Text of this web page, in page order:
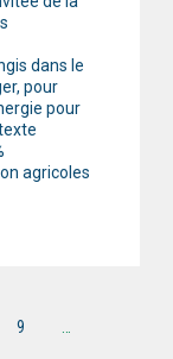
dans le
pour
pour
agricoles
9